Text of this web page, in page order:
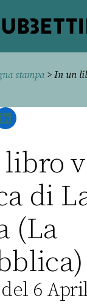
editore
stampa> In un
LinkedIn
di
(La
6